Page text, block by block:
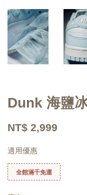
Dunk 海鹽
NT$ 2,999
適用優惠
全館滿千免運